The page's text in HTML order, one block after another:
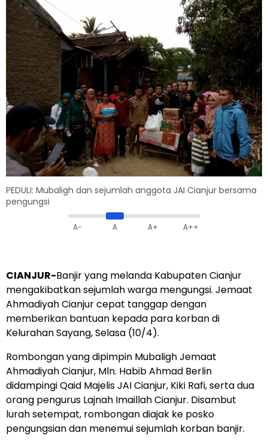
PEDULI: Mubaligh dan sejumlah anggota JAI Cianjur bersama
pengungsi
A- A A+ A++
CIANJUR-Banjir yang melanda Kabupaten Cianjur
mengakibatkan sejumlah warga mengungsi. Jemaat
Ahmadiyah Cianjur cepat tanggap dengan
memberikan bantuan kepada para korban di
Kelurahan Sayang, Selasa (10/4).
Rombongan yang dipimpin Mubaligh Jemaat
Ahmadiyah Cianjur, Mln. Habib Ahmad Berlin
didampingi Qaid Majelis JAI Cianjur, Kiki Rafi, serta dua
orang pengurus Lajnah Imaillah Cianjur. Disambut
lurah setempat, rombongan diajak ke posko
pengungsian dan menemui sejumlah korban banjir.